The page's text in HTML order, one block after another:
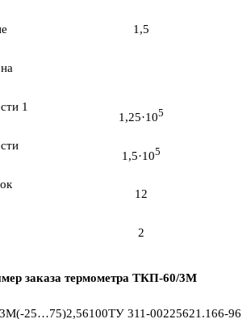
1,5
1
1,25·105
1,5·105
12
2
заказа термометра ТКП-60/3М
(-25…75)2,56100ТУ 311-00225621.166-96